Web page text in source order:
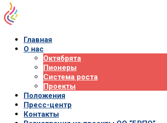
Главная
О нас
Октябрята
Пионеры
Система роста
Проекты
Положения
Пресс-центр
Контакты